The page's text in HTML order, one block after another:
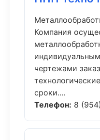
Компания
чертежами
сроки....
Телефон: 8